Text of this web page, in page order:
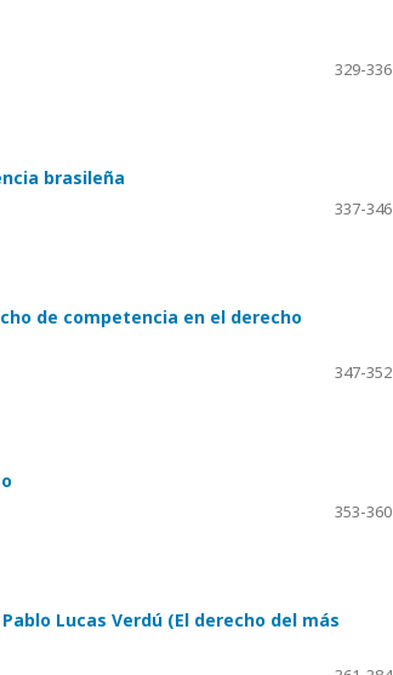
329-336
brasileña
337-346
de competencia en el derecho
347-352
353-360
Lucas Verdú (El derecho del más